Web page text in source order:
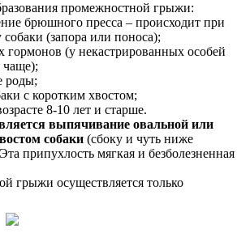
промежностной грыжи:
брюшного пресса – происходит при
(запора или поноса);
гормонов (у некастрированных особей
чаще);
роды;
с коротким хвостом;
8-10 лет и старше.
выпячивание овальной или
собаки (сбоку и чуть ниже
припухлость мягкая и безболезненная
грыжи осуществляется только